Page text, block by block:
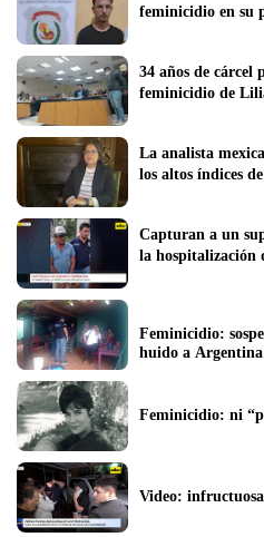
feminicidio en su
34 años de cárcel
feminicidio de
La analista
los altos índices
Capturan a un
la hospitalización
Feminicidio:
huido a Argentina
Feminicidio: ni
Video: